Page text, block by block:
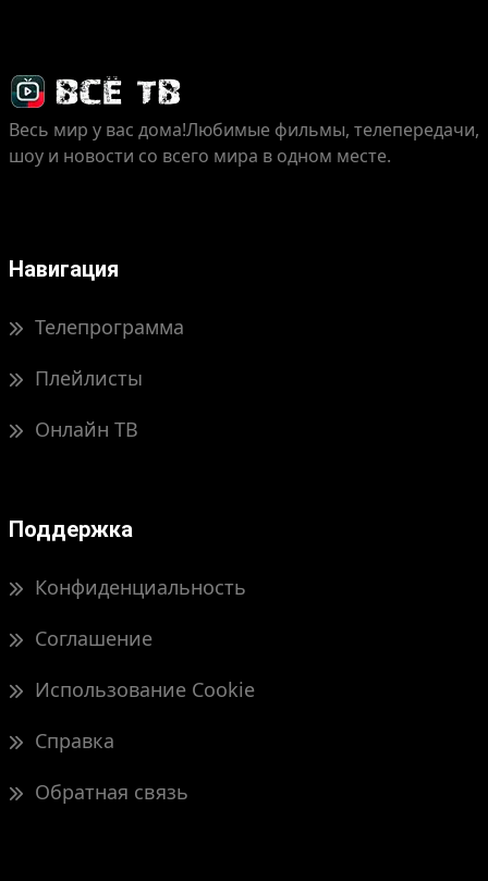
Весь мир у вас дома!Любимые фильмы, телепередачи,
шоу и новости со всего мира в одном месте.
Навигация
Телепрограмма
Плейлисты
Онлайн ТВ
Поддержка
Конфиденциальность
Соглашение
Использование Cookie
Справка
Обратная связь